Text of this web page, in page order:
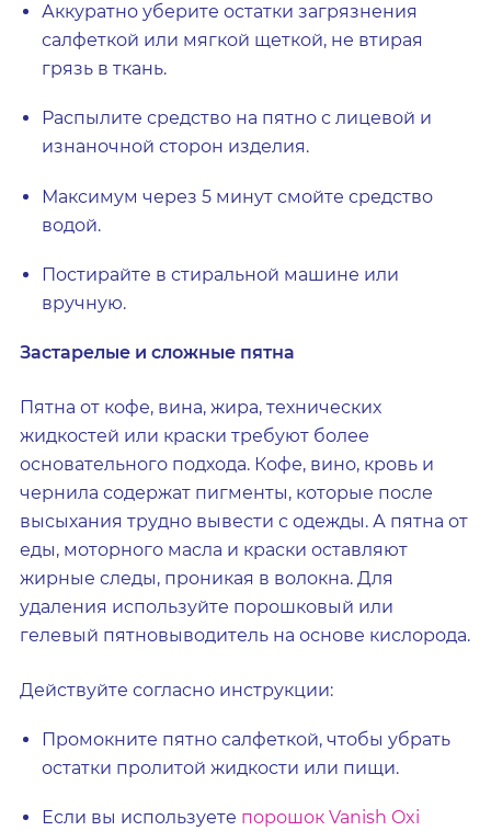
Аккуратно уберите остатки загрязнения
салфеткой или мягкой щеткой, не втирая
грязь в ткань.
Распылите средство на пятно с лицевой и
изнаночной сторон изделия.
Максимум через 5 минут смойте средство
водой.
Постирайте в стиральной машине или
вручную.
Застарелые и сложные пятна
Пятна от кофе, вина, жира, технических
жидкостей или краски требуют более
основательного подхода. Кофе, вино, кровь и
чернила содержат пигменты, которые после
высыхания трудно вывести с одежды. А пятна от
еды, моторного масла и краски оставляют
жирные следы, проникая в волокна. Для
удаления используйте порошковый или
гелевый пятновыводитель на основе кислорода.
Действуйте согласно инструкции:
Промокните пятно салфеткой, чтобы убрать
остатки пролитой жидкости или пищи.
Если вы используете порошок Vanish Oxi